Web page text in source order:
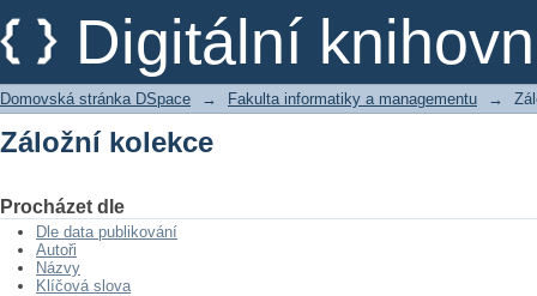
Digitální
Záložní kolekce
Domovská stránka DSpace → Fakulta informatiky a managementu →
Záložní kolekce
Procházet dle
Dle data publikování
Autoři
Názvy
Klíčová slova